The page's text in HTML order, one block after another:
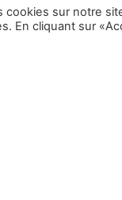
cookies sur notre
En cliquant sur